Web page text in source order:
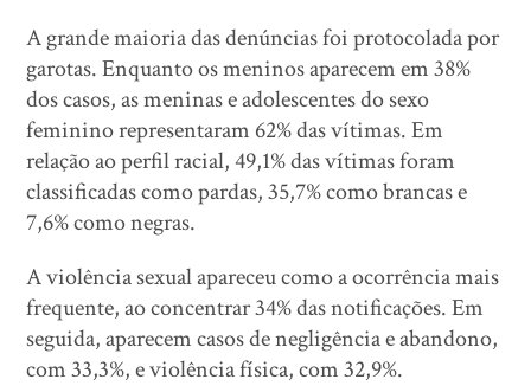
A grande maioria das denúncias foi protocolada por
garotas. Enquanto os meninos aparecem em 38%
dos casos, as meninas e adolescentes do sexo
feminino representaram 62% das vítimas. Em
relação ao perfil racial, 49,1% das vítimas foram
classificadas como pardas, 35,7% como brancas e
7,6% como negras.
A violência sexual apareceu como a ocorrência mais
frequente, ao concentrar 34% das notificações. Em
seguida, aparecem casos de negligência e abandono,
com 33,3%, e violência física, com 32,9%.